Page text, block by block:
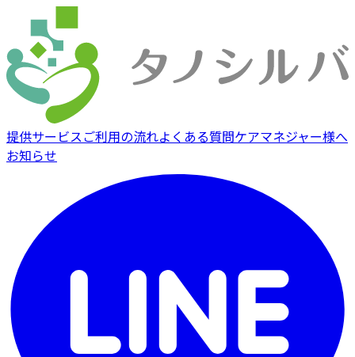
提供サービスご利用の流れよくある質問ケアマネジャー様へ
お知らせ